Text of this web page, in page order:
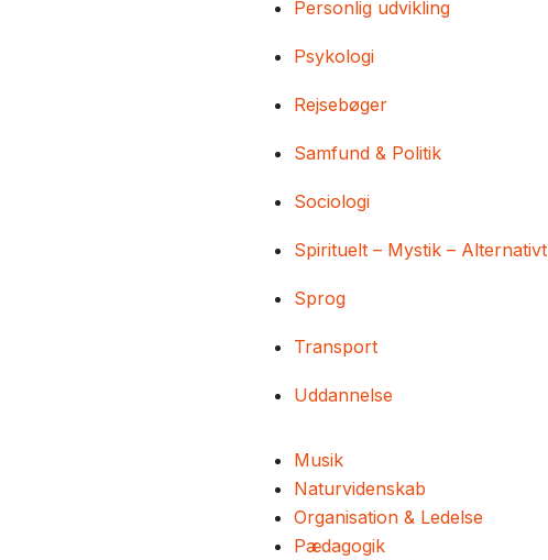
Personlig udvikling
Psykologi
Rejsebøger
Samfund & Politik
Sociologi
Spirituelt – Mystik – Alternativt
Sprog
Transport
Uddannelse
Musik
Naturvidenskab
Organisation & Ledelse
Pædagogik